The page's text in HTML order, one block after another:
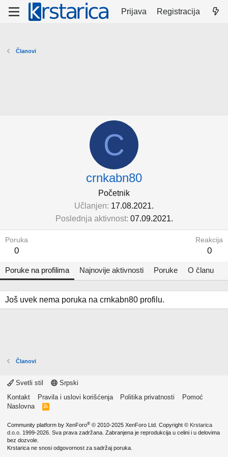
Prijava Registracija
Članovi
C
crnkabn80
Početnik
Učlanjen 17.08.2021.
Poslednja aktivnost 07.09.2021.
Poruka
0
Reakcija
0
Poruke na profilima Najnovije aktivnosti Poruke O članu
Još uvek nema poruka na crnkabn80 profilu.
Članovi
Svetli stil
Srpski
Kontakt
Pravila i uslovi korišćenja Politika privatnosti
Pomoć
Naslovna
R
Community platform by XenForo® © 2010-2025 XenForo Ltd. Copyright © Krstarica
d.o.o. 1999-2026. Sva prava zadržana. Zabranjena je reprodukcija u celini i u delovima
bez dozvole.
Krstarica ne snosi odgovornost za sadržaj poruka.